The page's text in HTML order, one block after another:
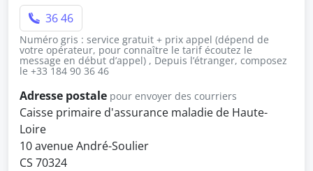
36 46
Numéro gris : service gratuit + prix appel (dépend de
votre opérateur, pour connaître le tarif écoutez le
message en début d’appel) , Depuis l’étranger, composez
le +33 184 90 36 46
Adresse postale pour envoyer des courriers
Caisse primaire d'assurance maladie de Haute-
Loire
10 avenue André-Soulier
CS 70324